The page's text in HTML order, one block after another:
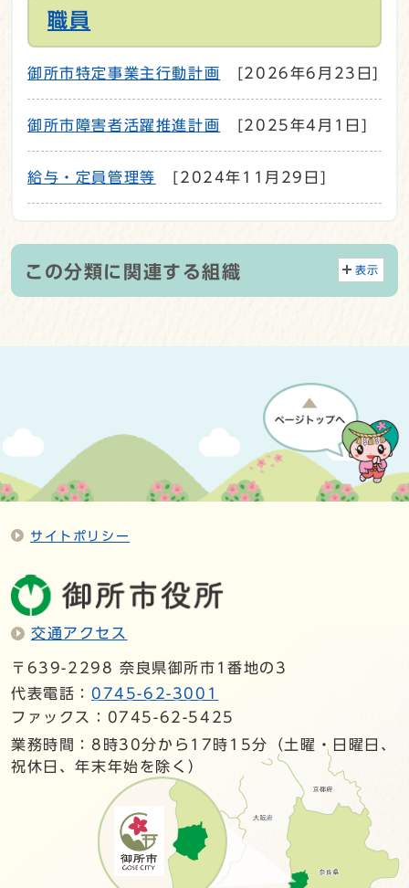
職員
御所市特定事業主行動計画 [2026年6月23日]
御所市障害者活躍推進計画 [2025年4月1日]
給与・定員管理等 [2024年11月29日]
この分類に関連する組織 表示
サイトポリシー
交通アクセス
〒639-2298 奈良県御所市1番地の3
代表電話： 0745-62-3001
ファックス：0745-62-5425
業務時間：8時30分から17時15分（土曜・日曜日、
祝休日、年末年始を除く）